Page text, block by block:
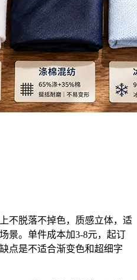
不脱落不掉色，质感立体，适
景。单件成本加3-8元，起订
点是不适合渐变色和超细字